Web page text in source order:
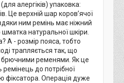
алергіків) упаковка:
Це верхній шар коров’ячої
ним ремінь має ніжний
натуральної шкіри.
A - розмір пояса, тобто
трапляється так, що
брючними ременями. Як це
ремінець до потрібної
фіксатора. Операція дуже